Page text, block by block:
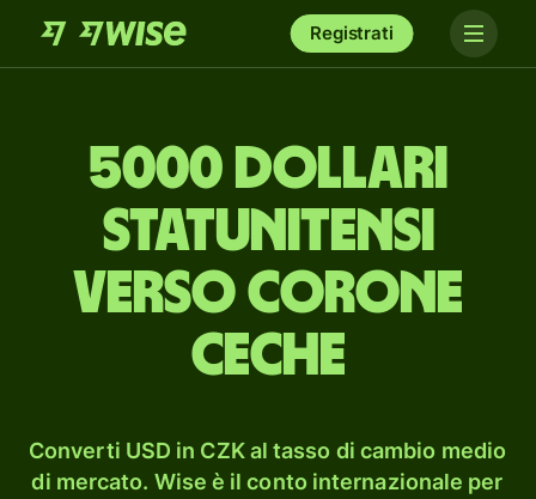
Registrati
5000 dollari
statunitensi
verso corone
ceche
Converti USD in CZK al tasso di cambio medio
di mercato. Wise è il conto internazionale per